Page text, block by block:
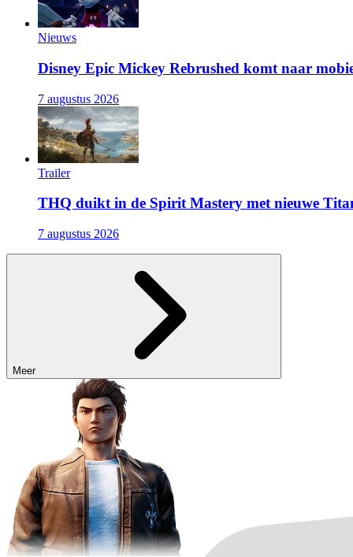
Nieuws
Disney Epic Mickey Rebrushed komt naar
7 augustus 2026
Trailer
THQ duikt in de Spirit Mastery met nieuwe
7 augustus 2026
Meer